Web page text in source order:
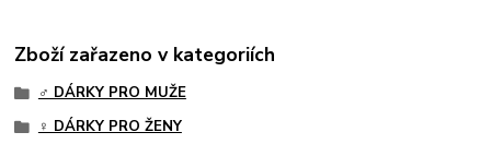
Zboží zařazeno v kategoriích
♂️ DÁRKY PRO MUŽE
♀️ DÁRKY PRO ŽENY